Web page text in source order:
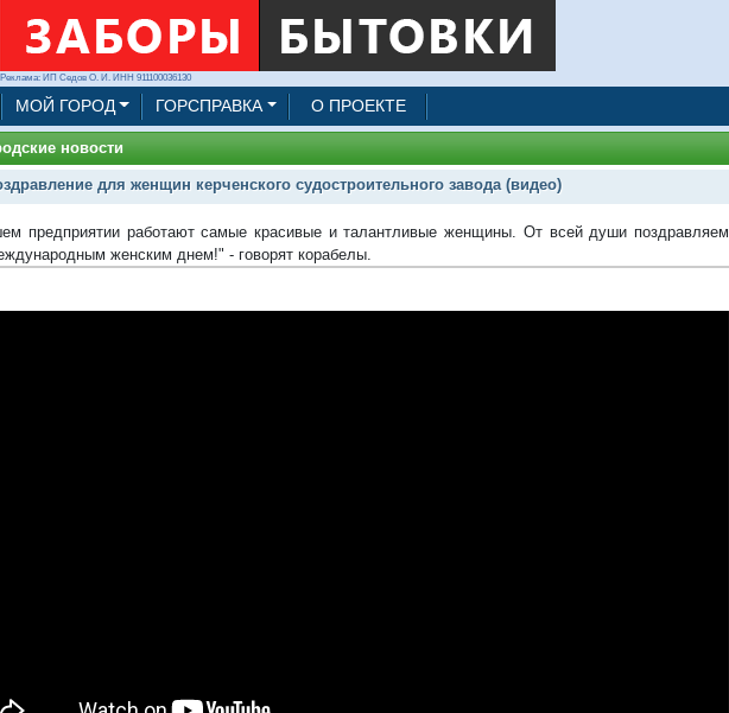
Реклама: ИП Седов О. И. ИНН 911100036130
МОЙ ГОРОД ГОРСПРАВКА О ПРОЕКТЕ
новости
для женщин керченского судостроительного завода (видео)
предприятии работают самые красивые и талантливые женщины. От всей души поздравляем
женским днем!" - говорят корабелы.